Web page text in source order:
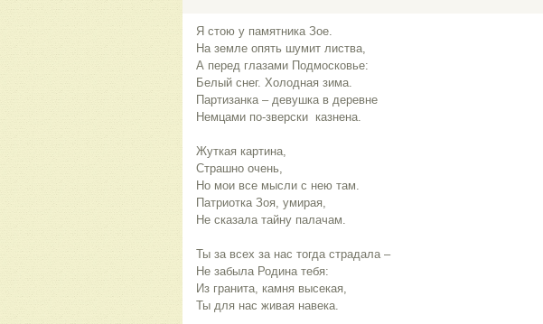
Я стою у памятника Зое.
На земле опять шумит листва,
А перед глазами Подмосковье:
Белый снег. Холодная зима.
Партизанка – девушка в деревне
Немцами по-зверски казнена.
Жуткая картина,
Страшно очень,
Но мои все мысли с нею там.
Патриотка Зоя, умирая,
Не сказала тайну палачам.
Ты за всех за нас тогда страдала –
Не забыла Родина тебя:
Из гранита, камня высекая,
Ты для нас живая навека.